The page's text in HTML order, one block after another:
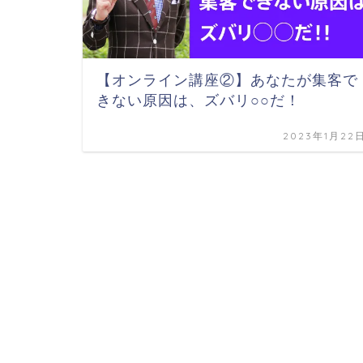
【オンライン講座②】あなたが集客で
きない原因は、ズバリ○○だ！
2023年1月22